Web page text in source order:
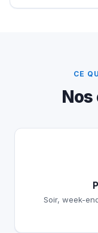
CE
Soir, week-